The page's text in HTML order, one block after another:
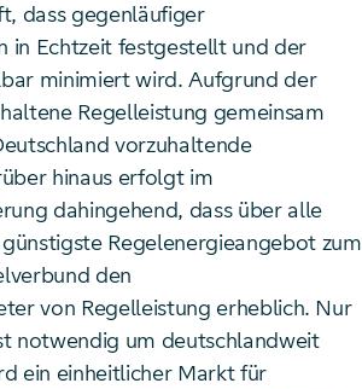
dass gegenläufiger
in Echtzeit festgestellt und der
minimiert wird. Aufgrund der
Regelleistung gemeinsam
vorzuhaltende
hinaus erfolgt im
dahingehend, dass über alle
Regelenergieangebot zum
den
von Regelleistung erheblich. Nur
notwendig um deutschlandweit
ein einheitlicher Markt für